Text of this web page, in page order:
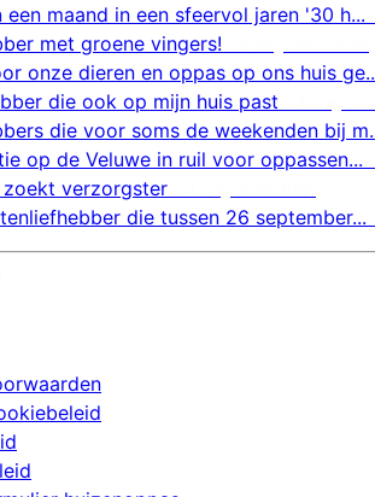
een maand in een sfeervol jaren '30 h...
met groene vingers!
onze dieren en oppas op ons huis
die ook op mijn huis past
die voor soms de weekenden bij
op de Veluwe in ruil voor oppassen...
zoekt verzorgster
die tussen 26 september...